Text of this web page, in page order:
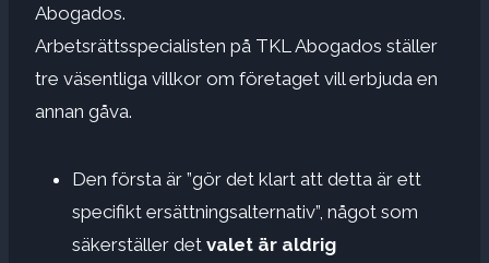
Abogados.
Arbetsrättsspecialisten på TKL Abogados ställer
tre väsentliga villkor om företaget vill erbjuda en
annan gåva.
Den första är ”gör det klart att detta är ett
specifikt ersättningsalternativ”, något som
säkerställer det valet är aldrig